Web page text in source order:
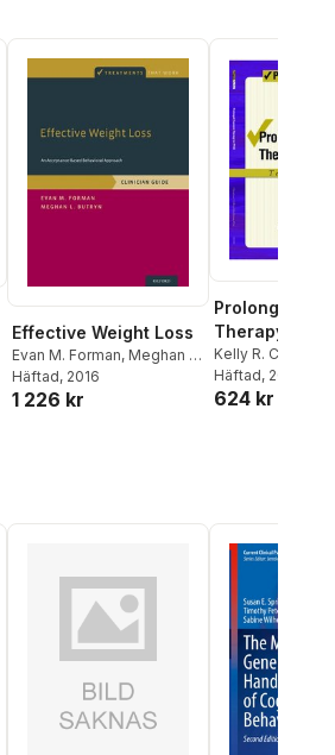
Effective Weight Loss
Evan M. Forman, Meghan L.
Butryn
Häftad, 2016
1 226 kr
Prolonged
Therapy for
Teen
Kelly R.
Gilboa-
B. Foa
Häftad, 2008
624 kr